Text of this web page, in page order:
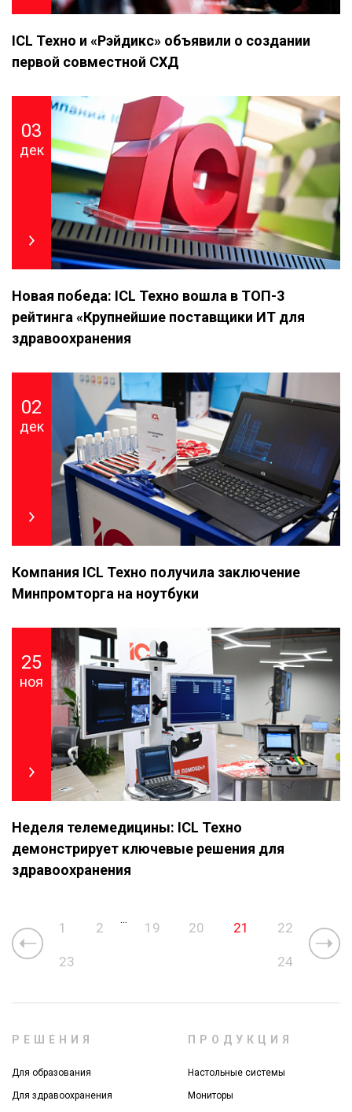
ICL Техно и «Рэйдикс» объявили о создании
первой совместной СХД
03
дек
Новая победа: ICL Техно вошла в ТОП-3
рейтинга «Крупнейшие поставщики ИТ для
здравоохранения
02
дек
Компания ICL Техно получила заключение
Минпромторга на ноутбуки
25
ноя
Неделя телемедицины: ICL Техно
демонстрирует ключевые решения для
здравоохранения
1 2
...
19 20 21 22
23 24
РЕШЕНИЯ
Для образования
Для здравоохранения
ПРОДУКЦИЯ
Настольные системы
Мониторы